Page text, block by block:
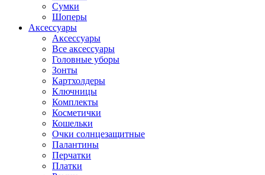
Сумки
Шоперы
Аксессуары
Аксессуары
Все аксессуары
Головные уборы
Зонты
Картхолдеры
Ключницы
Комплекты
Косметички
Кошельки
Очки солнцезащитные
Палантины
Перчатки
Платки